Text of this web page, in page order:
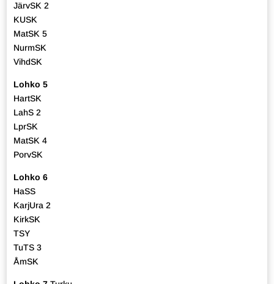
JärvSK 2
KUSK
MatSK 5
NurmSK
VihdSK
Lohko 5
HartSK
LahS 2
LprSK
MatSK 4
PorvSK
Lohko 6
HaSS
KarjUra 2
KirkSK
TSY
TuTS 3
ÅmSK